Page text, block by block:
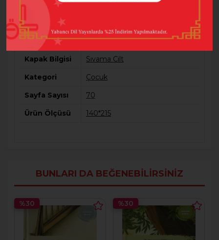
Baskı Sayısı 4
Dil
Hazırlayan Mine Taşdemir KULUÇ
Kapak Bilgisi Sıvama Cilt
Kategori Çocuk
Sayfa Sayısı 70
Ürün Ölçüsü 140*215
BUNLARI DA BEĞENEBILIRSINIZ
%30 %30